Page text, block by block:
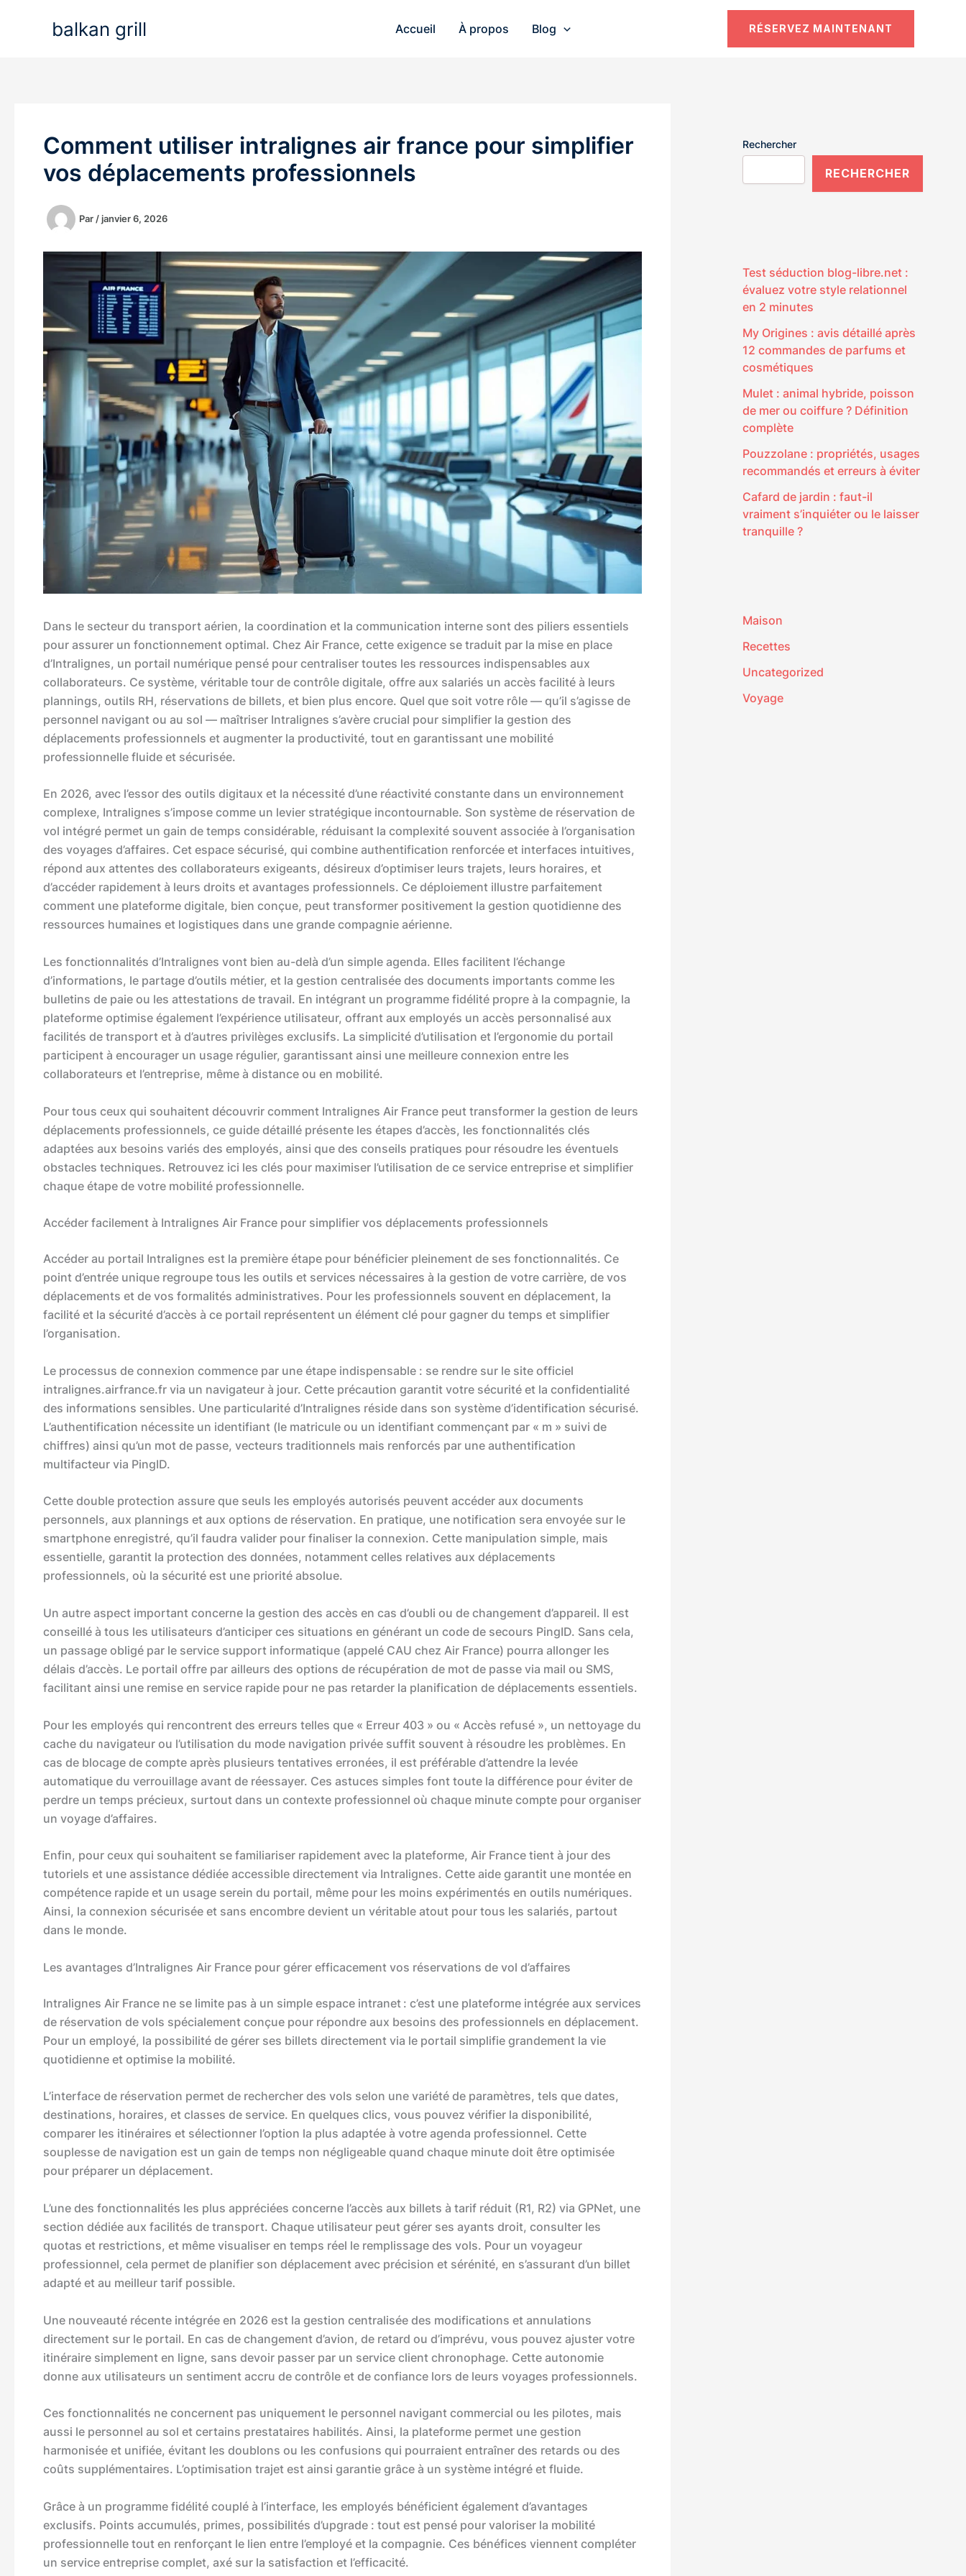
balkan grill Accueil À propos Blog RÉSERVEZ MAINTENANT
Comment utiliser intralignes air france pour simplifier
vos déplacements professionnels
Par /janvier 6, 2026
Dans le secteur du transport aérien, la coordination et la communication interne sont des piliers essentiels
pour assurer un fonctionnement optimal. Chez Air France, cette exigence se traduit par la mise en place
d’Intralignes, un portail numérique pensé pour centraliser toutes les ressources indispensables aux
collaborateurs. Ce système, véritable tour de contrôle digitale, offre aux salariés un accès facilité à leurs
plannings, outils RH, réservations de billets, et bien plus encore. Quel que soit votre rôle — qu’il s’agisse de
personnel navigant ou au sol — maîtriser Intralignes s’avère crucial pour simplifier la gestion des
déplacements professionnels et augmenter la productivité, tout en garantissant une mobilité
professionnelle fluide et sécurisée.
En 2026, avec l’essor des outils digitaux et la nécessité d’une réactivité constante dans un environnement
complexe, Intralignes s’impose comme un levier stratégique incontournable. Son système de réservation de
vol intégré permet un gain de temps considérable, réduisant la complexité souvent associée à l’organisation
des voyages d’affaires. Cet espace sécurisé, qui combine authentification renforcée et interfaces intuitives,
répond aux attentes des collaborateurs exigeants, désireux d’optimiser leurs trajets, leurs horaires, et
d’accéder rapidement à leurs droits et avantages professionnels. Ce déploiement illustre parfaitement
comment une plateforme digitale, bien conçue, peut transformer positivement la gestion quotidienne des
ressources humaines et logistiques dans une grande compagnie aérienne.
Les fonctionnalités d’Intralignes vont bien au-delà d’un simple agenda. Elles facilitent l’échange
d’informations, le partage d’outils métier, et la gestion centralisée des documents importants comme les
bulletins de paie ou les attestations de travail. En intégrant un programme fidélité propre à la compagnie, la
plateforme optimise également l’expérience utilisateur, offrant aux employés un accès personnalisé aux
facilités de transport et à d’autres privilèges exclusifs. La simplicité d’utilisation et l’ergonomie du portail
participent à encourager un usage régulier, garantissant ainsi une meilleure connexion entre les
collaborateurs et l’entreprise, même à distance ou en mobilité.
Pour tous ceux qui souhaitent découvrir comment Intralignes Air France peut transformer la gestion de leurs
déplacements professionnels, ce guide détaillé présente les étapes d’accès, les fonctionnalités clés
adaptées aux besoins variés des employés, ainsi que des conseils pratiques pour résoudre les éventuels
obstacles techniques. Retrouvez ici les clés pour maximiser l’utilisation de ce service entreprise et simplifier
chaque étape de votre mobilité professionnelle.
Accéder facilement à Intralignes Air France pour simplifier vos déplacements professionnels
Accéder au portail Intralignes est la première étape pour bénéficier pleinement de ses fonctionnalités. Ce
point d’entrée unique regroupe tous les outils et services nécessaires à la gestion de votre carrière, de vos
déplacements et de vos formalités administratives. Pour les professionnels souvent en déplacement, la
facilité et la sécurité d’accès à ce portail représentent un élément clé pour gagner du temps et simplifier
l’organisation.
Le processus de connexion commence par une étape indispensable : se rendre sur le site officiel
intralignes.airfrance.fr via un navigateur à jour. Cette précaution garantit votre sécurité et la confidentialité
des informations sensibles. Une particularité d’Intralignes réside dans son système d’identification sécurisé.
L’authentification nécessite un identifiant (le matricule ou un identifiant commençant par « m » suivi de
chiffres) ainsi qu’un mot de passe, vecteurs traditionnels mais renforcés par une authentification
multifacteur via PingID.
Cette double protection assure que seuls les employés autorisés peuvent accéder aux documents
personnels, aux plannings et aux options de réservation. En pratique, une notification sera envoyée sur le
smartphone enregistré, qu’il faudra valider pour finaliser la connexion. Cette manipulation simple, mais
essentielle, garantit la protection des données, notamment celles relatives aux déplacements
professionnels, où la sécurité est une priorité absolue.
Un autre aspect important concerne la gestion des accès en cas d’oubli ou de changement d’appareil. Il est
conseillé à tous les utilisateurs d’anticiper ces situations en générant un code de secours PingID. Sans cela,
un passage obligé par le service support informatique (appelé CAU chez Air France) pourra allonger les
délais d’accès. Le portail offre par ailleurs des options de récupération de mot de passe via mail ou SMS,
facilitant ainsi une remise en service rapide pour ne pas retarder la planification de déplacements essentiels.
Pour les employés qui rencontrent des erreurs telles que « Erreur 403 » ou « Accès refusé », un nettoyage du
cache du navigateur ou l’utilisation du mode navigation privée suffit souvent à résoudre les problèmes. En
cas de blocage de compte après plusieurs tentatives erronées, il est préférable d’attendre la levée
automatique du verrouillage avant de réessayer. Ces astuces simples font toute la différence pour éviter de
perdre un temps précieux, surtout dans un contexte professionnel où chaque minute compte pour organiser
un voyage d’affaires.
Enfin, pour ceux qui souhaitent se familiariser rapidement avec la plateforme, Air France tient à jour des
tutoriels et une assistance dédiée accessible directement via Intralignes. Cette aide garantit une montée en
compétence rapide et un usage serein du portail, même pour les moins expérimentés en outils numériques.
Ainsi, la connexion sécurisée et sans encombre devient un véritable atout pour tous les salariés, partout
dans le monde.
Les avantages d’Intralignes Air France pour gérer efficacement vos réservations de vol d’affaires
Intralignes Air France ne se limite pas à un simple espace intranet : c’est une plateforme intégrée aux services
de réservation de vols spécialement conçue pour répondre aux besoins des professionnels en déplacement.
Pour un employé, la possibilité de gérer ses billets directement via le portail simplifie grandement la vie
quotidienne et optimise la mobilité.
L’interface de réservation permet de rechercher des vols selon une variété de paramètres, tels que dates,
destinations, horaires, et classes de service. En quelques clics, vous pouvez vérifier la disponibilité,
comparer les itinéraires et sélectionner l’option la plus adaptée à votre agenda professionnel. Cette
souplesse de navigation est un gain de temps non négligeable quand chaque minute doit être optimisée
pour préparer un déplacement.
L’une des fonctionnalités les plus appréciées concerne l’accès aux billets à tarif réduit (R1, R2) via GPNet, une
section dédiée aux facilités de transport. Chaque utilisateur peut gérer ses ayants droit, consulter les
quotas et restrictions, et même visualiser en temps réel le remplissage des vols. Pour un voyageur
professionnel, cela permet de planifier son déplacement avec précision et sérénité, en s’assurant d’un billet
adapté et au meilleur tarif possible.
Une nouveauté récente intégrée en 2026 est la gestion centralisée des modifications et annulations
directement sur le portail. En cas de changement d’avion, de retard ou d’imprévu, vous pouvez ajuster votre
itinéraire simplement en ligne, sans devoir passer par un service client chronophage. Cette autonomie
donne aux utilisateurs un sentiment accru de contrôle et de confiance lors de leurs voyages professionnels.
Ces fonctionnalités ne concernent pas uniquement le personnel navigant commercial ou les pilotes, mais
aussi le personnel au sol et certains prestataires habilités. Ainsi, la plateforme permet une gestion
harmonisée et unifiée, évitant les doublons ou les confusions qui pourraient entraîner des retards ou des
coûts supplémentaires. L’optimisation trajet est ainsi garantie grâce à un système intégré et fluide.
Grâce à un programme fidélité couplé à l’interface, les employés bénéficient également d’avantages
exclusifs. Points accumulés, primes, possibilités d’upgrade : tout est pensé pour valoriser la mobilité
professionnelle tout en renforçant le lien entre l’employé et la compagnie. Ces bénéfices viennent compléter
un service entreprise complet, axé sur la satisfaction et l’efficacité.
Rechercher
RECHERCHER
Test séduction blog-libre.net :
évaluez votre style relationnel
en 2 minutes
My Origines : avis détaillé après
12 commandes de parfums et
cosmétiques
Mulet : animal hybride, poisson
de mer ou coiffure ? Définition
complète
Pouzzolane : propriétés, usages
recommandés et erreurs à éviter
Cafard de jardin : faut-il
vraiment s’inquiéter ou le laisser
tranquille ?
Maison
Recettes
Uncategorized
Voyage